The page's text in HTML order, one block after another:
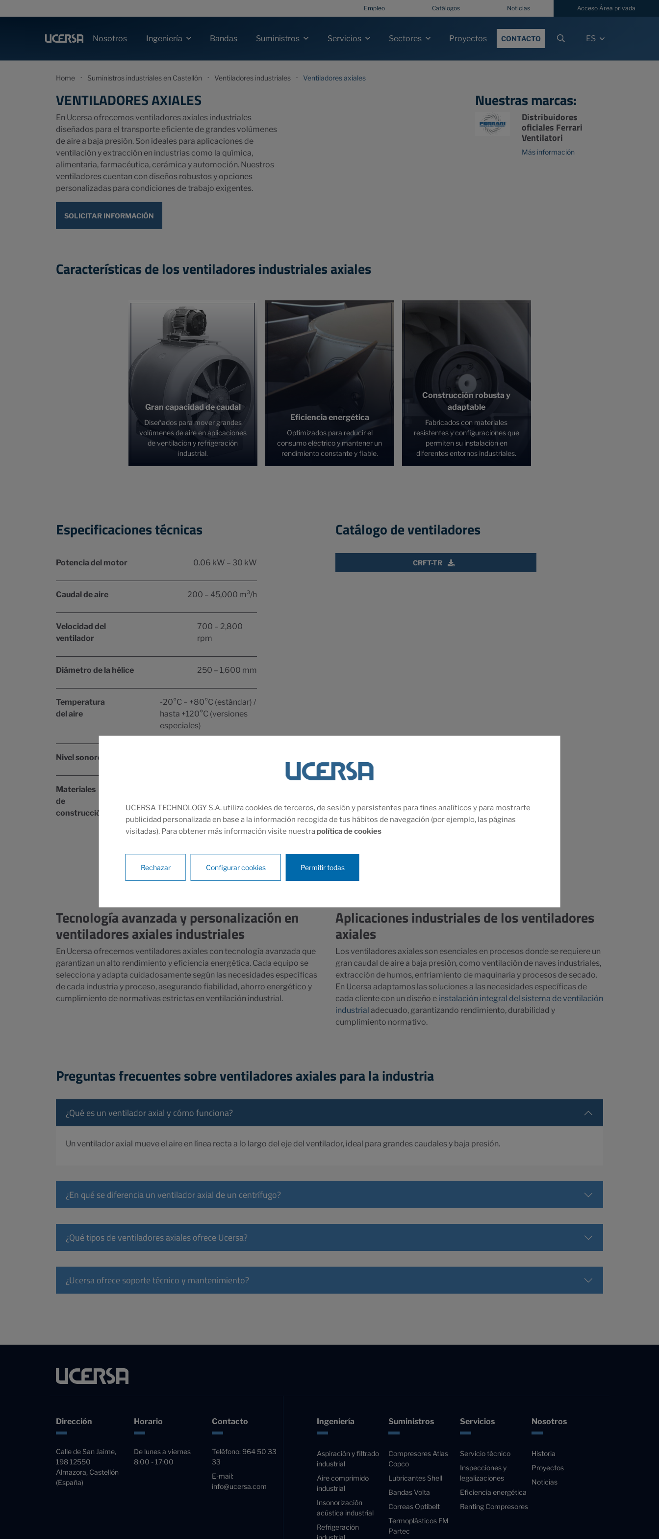
Empleo Catálogos Noticias Acceso Área privada
Nosotros Ingeniería Bandas Suministros Servicios Sectores Proyectos CONTACTO ES
Home · Suministros industriales en Castellón · Ventiladores industriales · Ventiladores axiales
VENTILADORES AXIALES
En Ucersa ofrecemos ventiladores axiales industriales
diseñados para el transporte eficiente de grandes volúmenes
de aire a baja presión. Son ideales para aplicaciones de
ventilación y extracción en industrias como la química,
alimentaria, farmacéutica, cerámica y automoción. Nuestros
ventiladores cuentan con diseños robustos y opciones
personalizadas para condiciones de trabajo exigentes.
SOLICITAR INFORMACIÓN
Nuestras marcas:
Distribuidores
oficiales Ferrari
Ventilatori
Más información
Características de los ventiladores industriales axiales
Gran capacidad de caudal
Diseñados para mover grandes
volúmenes de aire en aplicaciones
de ventilación y refrigeración
industrial.
Eficiencia energética
Optimizados para reducir el
consumo eléctrico y mantener un
rendimiento constante y fiable.
Construcción robusta y
adaptable
Fabricados con materiales
resistentes y configuraciones que
permiten su instalación en
diferentes entornos industriales.
Especificaciones técnicas
Potencia del motor 0.06 kW – 30 kW
Caudal de aire 200 – 45,000 m³/h
Velocidad del
ventilador
700 – 2,800
rpm
Diámetro de la hélice 250 – 1,600 mm
Temperatura
del aire
-20°C – +80°C (estándar) /
hasta +120°C (versiones
especiales)
Nivel sonoro
Materiales
de
construcción
aluminio, polímeros
antiestáticos, EPDM para
altas temperaturas
Catálogo de ventiladores
CRFT-TR
Tecnología avanzada y personalización en
ventiladores axiales industriales
En Ucersa ofrecemos ventiladores axiales con tecnología avanzada que
garantizan un alto rendimiento y eficiencia energética. Cada equipo se
selecciona y adapta cuidadosamente según las necesidades específicas
de cada industria y proceso, asegurando fiabilidad, ahorro energético y
cumplimiento de normativas estrictas en ventilación industrial.
Aplicaciones industriales de los ventiladores
axiales
Los ventiladores axiales son esenciales en procesos donde se requiere un
gran caudal de aire a baja presión, como ventilación de naves industriales,
extracción de humos, enfriamiento de maquinaria y procesos de secado.
En Ucersa adaptamos las soluciones a las necesidades específicas de
cada cliente con un diseño e instalación integral del sistema de ventilación
industrial adecuado, garantizando rendimiento, durabilidad y
cumplimiento normativo.
Preguntas frecuentes sobre ventiladores axiales para la industria
¿Qué es un ventilador axial y cómo funciona?
Un ventilador axial mueve el aire en línea recta a lo largo del eje del ventilador, ideal para grandes caudales y baja presión.
¿En qué se diferencia un ventilador axial de un centrífugo?
¿Qué tipos de ventiladores axiales ofrece Ucersa?
¿Ucersa ofrece soporte técnico y mantenimiento?
Dirección
Calle de San Jaime,
198 12550
Almazora, Castellón
(España)
Horario
De lunes a viernes
8:00 - 17:00
Contacto
Teléfono: 964 50 33
33
E-mail:
info@ucersa.com
Ingeniería
Aspiración y filtrado
industrial
Aire comprimido
industrial
Insonorización
acústica industrial
Refrigeración
Suministros
Compresores Atlas
Copco
Lubricantes Shell
Bandas Volta
Correas Optibelt
Termoplásticos FM
Partec
Servicios
Servicio técnico
Inspecciones y
legalizaciones
Eficiencia energética
Renting Compresores
Nosotros
Historia
Proyectos
Noticias
UCERSA TECHNOLOGY S.A. utiliza cookies de terceros, de sesión y persistentes para fines analíticos y para mostrarte
publicidad personalizada en base a la información recogida de tus hábitos de navegación (por ejemplo, las páginas
visitadas). Para obtener más información visite nuestra política de cookies
Rechazar Configurar cookies Permitir todas